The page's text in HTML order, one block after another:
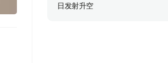
日发射升空